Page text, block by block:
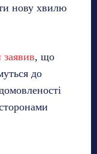
нову хвилю
, що
до